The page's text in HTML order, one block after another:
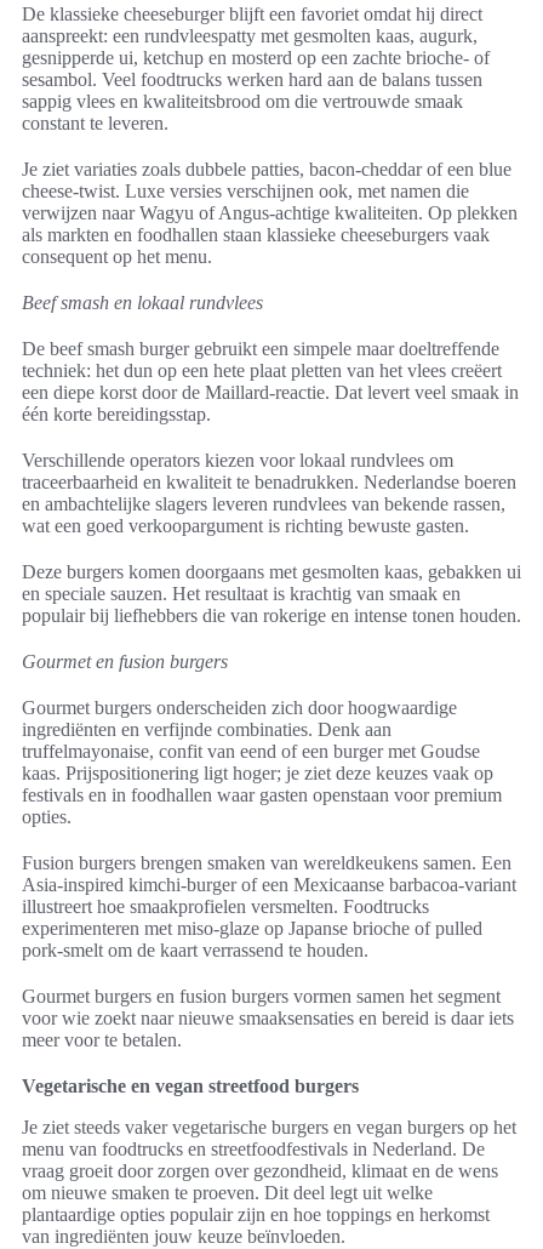
De klassieke cheeseburger blijft een favoriet omdat hij direct
aanspreekt: een rundvleespatty met gesmolten kaas, augurk,
gesnipperde ui, ketchup en mosterd op een zachte brioche- of
sesambol. Veel foodtrucks werken hard aan de balans tussen
sappig vlees en kwaliteitsbrood om die vertrouwde smaak
constant te leveren.
Je ziet variaties zoals dubbele patties, bacon-cheddar of een blue
cheese-twist. Luxe versies verschijnen ook, met namen die
verwijzen naar Wagyu of Angus-achtige kwaliteiten. Op plekken
als markten en foodhallen staan klassieke cheeseburgers vaak
consequent op het menu.
Beef smash en lokaal rundvlees
De beef smash burger gebruikt een simpele maar doeltreffende
techniek: het dun op een hete plaat pletten van het vlees creëert
een diepe korst door de Maillard-reactie. Dat levert veel smaak in
één korte bereidingsstap.
Verschillende operators kiezen voor lokaal rundvlees om
traceerbaarheid en kwaliteit te benadrukken. Nederlandse boeren
en ambachtelijke slagers leveren rundvlees van bekende rassen,
wat een goed verkoopargument is richting bewuste gasten.
Deze burgers komen doorgaans met gesmolten kaas, gebakken ui
en speciale sauzen. Het resultaat is krachtig van smaak en
populair bij liefhebbers die van rokerige en intense tonen houden.
Gourmet en fusion burgers
Gourmet burgers onderscheiden zich door hoogwaardige
ingrediënten en verfijnde combinaties. Denk aan
truffelmayonaise, confit van eend of een burger met Goudse
kaas. Prijspositionering ligt hoger; je ziet deze keuzes vaak op
festivals en in foodhallen waar gasten openstaan voor premium
opties.
Fusion burgers brengen smaken van wereldkeukens samen. Een
Asia-inspired kimchi-burger of een Mexicaanse barbacoa-variant
illustreert hoe smaakprofielen versmelten. Foodtrucks
experimenteren met miso-glaze op Japanse brioche of pulled
pork-smelt om de kaart verrassend te houden.
Gourmet burgers en fusion burgers vormen samen het segment
voor wie zoekt naar nieuwe smaaksensaties en bereid is daar iets
meer voor te betalen.
Vegetarische en vegan streetfood burgers
Je ziet steeds vaker vegetarische burgers en vegan burgers op het
menu van foodtrucks en streetfoodfestivals in Nederland. De
vraag groeit door zorgen over gezondheid, klimaat en de wens
om nieuwe smaken te proeven. Dit deel legt uit welke
plantaardige opties populair zijn en hoe toppings en herkomst
van ingrediënten jouw keuze beïnvloeden.